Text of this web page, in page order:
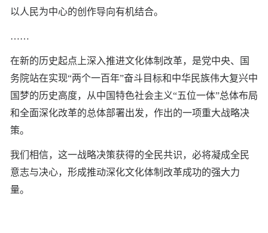
以人民为中心的创作导向有机结合。
……
在新的历史起点上深入推进文化体制改革，是党中央、国
务院站在实现“两个一百年”奋斗目标和中华民族伟大复兴中
国梦的历史高度，从中国特色社会主义“五位一体”总体布局
和全面深化改革的总体部署出发，作出的一项重大战略决
策。
我们相信，这一战略决策获得的全民共识，必将凝成全民
意志与决心，形成推动深化文化体制改革成功的强大力
量。